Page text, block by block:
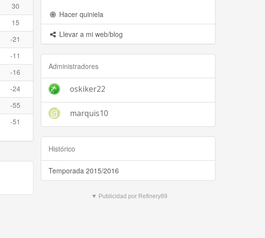
30
15
-21
-11
-16
-24
-55
-51
Hacer quiniela
Llevar a mi web/blog
Administradores
oskiker22
marquis10
Histórico
Temporada 2015/2016
▼ Publicidad por Refinery89